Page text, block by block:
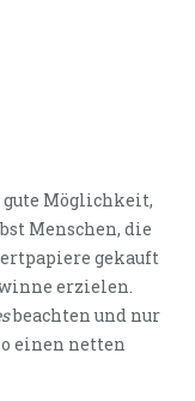
Möglichkeit,
Menschen, die
gekauft
erzielen.
beachten und nur
einen netten